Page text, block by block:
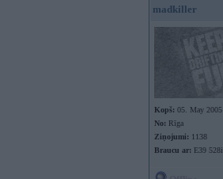
madkiller
Kopš: 05. May 2005
No: Rīga
Ziņojumi: 1138
Braucu ar: E39 528i